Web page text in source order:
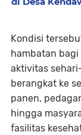
Kondisi
hambatan
aktivitas
berangkat ke
panen,
hingga
fasilitas